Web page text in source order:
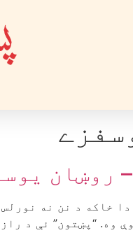
روښان
خاکه د نن نه
وه. “پښتون” ئې د